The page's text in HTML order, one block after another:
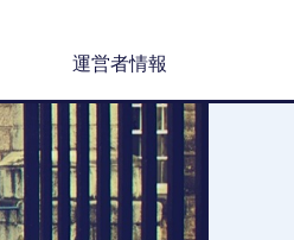
運営者情報